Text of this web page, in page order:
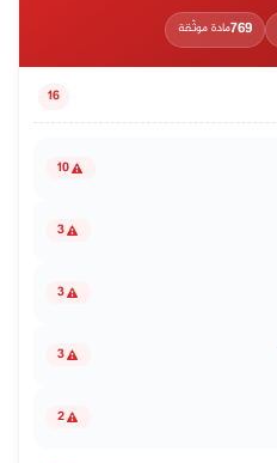
769مادة موثّقة
16
10
3
3
3
2